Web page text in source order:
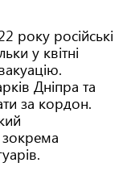
року російські
у квітні
Дніпра та
за кордон.
зокрема